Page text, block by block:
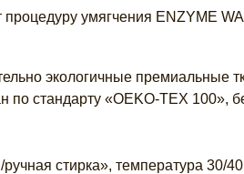
умягчения ENZYME
экологичные премиальные
стандарту «OEKO-TEX 100»,
стирка», температура